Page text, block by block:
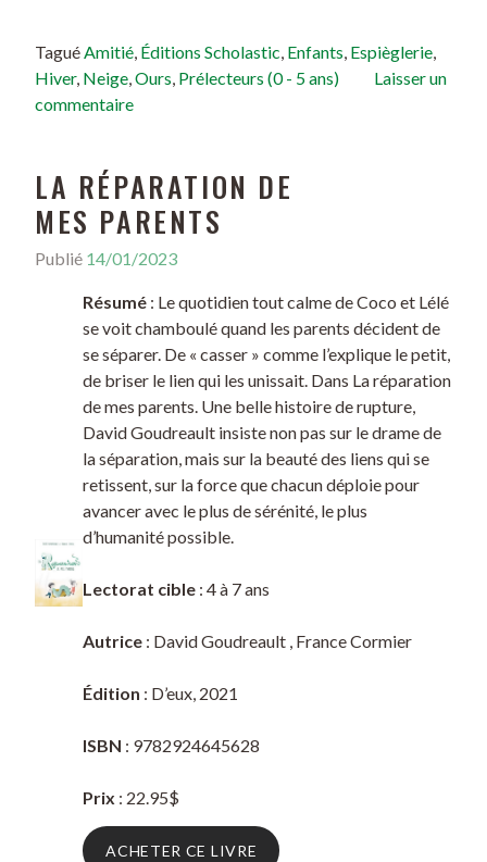
Tagué Amitié Éditions Scholastic Enfants Espièglerie
Hiver, Neige Ours Prélecteurs (0 - 5 ans)
Laisser un
commentaire
LA RÉPARATION DE
MES PARENTS
Publié 14/01/2023
Résumé : Le quotidien tout calme de Coco et Lélé
se voit chamboulé quand les parents décident de
se séparer. De « casser » comme l’explique le petit,
de briser le lien qui les unissait. Dans La réparation
de mes parents. Une belle histoire de rupture,
David Goudreault insiste non pas sur le drame de
la séparation, mais sur la beauté des liens qui se
retissent, sur la force que chacun déploie pour
avancer avec le plus de sérénité, le plus
d’humanité possible.
Lectorat cible : 4 à 7 ans
Autrice : David Goudreault , France Cormier
Édition : D’eux, 2021
ISBN : 9782924645628
Prix : 22.95$
ACHETER CE LIVRE